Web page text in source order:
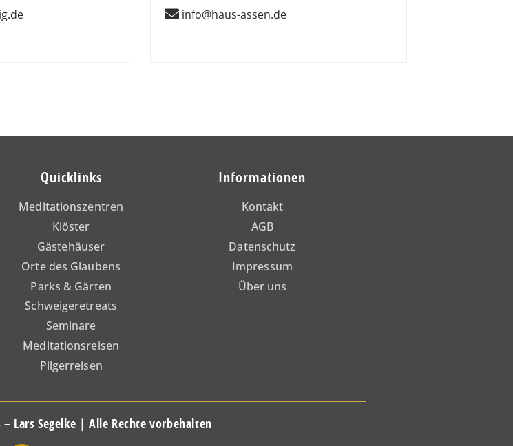
info@haus-assen.de
Quicklinks
Meditationszentren
Klöster
Gästehäuser
Orte des Glaubens
Parks & Gärten
Schweigeretreats
Seminare
Meditationsreisen
Pilgerreisen
Informationen
Kontakt
AGB
Datenschutz
Impressum
Über uns
Lars Segelke | Alle Rechte vorbehalten